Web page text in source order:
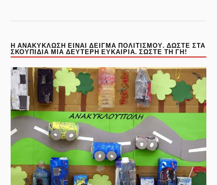
Η ΑΝΑΚΎΚΛΩΣΗ ΕΊΝΑΙ ΔΕΊΓΜΑ ΠΟΛΙΤΙΣΜΟΎ. ΔΏΣΤΕ ΣΤΑ
ΣΚΟΥΠΊΔΙΑ ΜΊΑ ΔΕΎΤΕΡΗ ΕΥΚΑΙΡΊΑ. ΣΏΣΤΕ ΤΗ ΓΗ!